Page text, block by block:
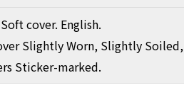
cover. English.
Slightly Worn, Slightly Soiled,
Sticker-marked.